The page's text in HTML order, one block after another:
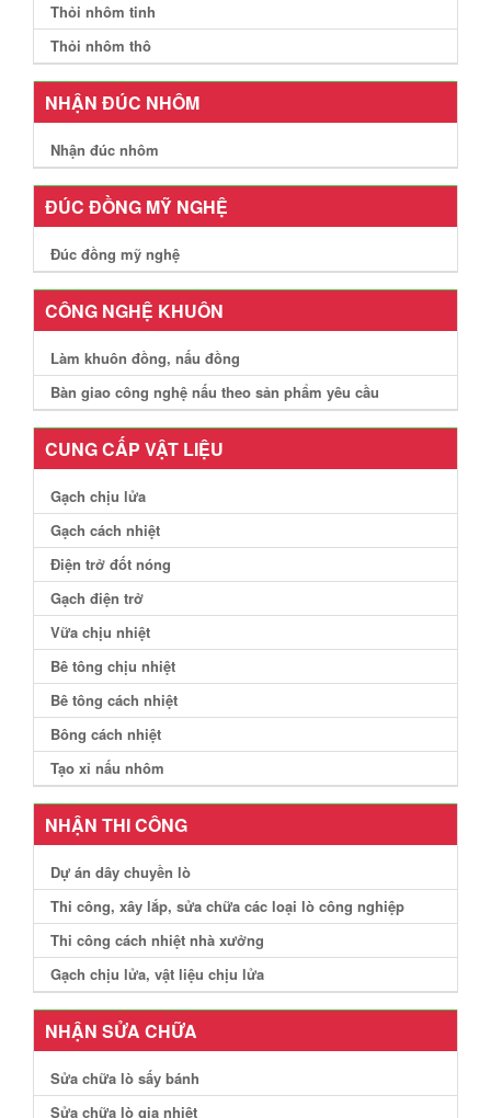
Thỏi nhôm tinh
Thỏi nhôm thô
NHẬN ĐÚC NHÔM
Nhận đúc nhôm
ĐÚC ĐỒNG MỸ NGHỆ
Đúc đồng mỹ nghệ
CÔNG NGHỆ KHUÔN
Làm khuôn đồng, nấu đồng
Bàn giao công nghệ nấu theo sản phẩm yêu cầu
CUNG CẤP VẬT LIỆU
Gạch chịu lửa
Gạch cách nhiệt
Điện trở đốt nóng
Gạch điện trở
Vữa chịu nhiệt
Bê tông chịu nhiệt
Bê tông cách nhiệt
Bông cách nhiệt
Tạo xỉ nấu nhôm
NHẬN THI CÔNG
Dự án dây chuyền lò
Thi công, xây lắp, sửa chữa các loại lò công nghiệp
Thi công cách nhiệt nhà xưởng
Gạch chịu lửa, vật liệu chịu lửa
NHẬN SỬA CHỮA
Sửa chữa lò sấy bánh
Sửa chữa lò gia nhiệt